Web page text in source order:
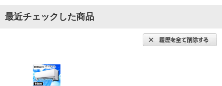
「みはっておやすみ」は静かで快適、よく眠れます。欲を言え
すぐ冷える、音も静か
最近チェックした商品